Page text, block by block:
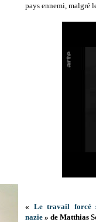
pays ennemi, malgré
« Le travail forcé
nazie » de Matthias